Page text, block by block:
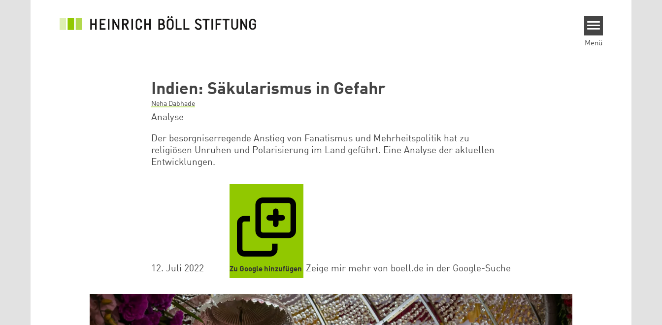
Menü
Indien: Säkularismus in Gefahr
Neha Dabhade
Analyse
Der besorgniserregende Anstieg von Fanatismus und Mehrheitspolitik hat zu
religiösen Unruhen und Polarisierung im Land geführt. Eine Analyse der aktuellen
Entwicklungen.
12. Juli 2022 Zu Google hinzufügen Zeige mir mehr von boell.de in der Google-Suche